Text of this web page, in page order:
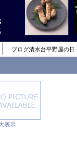
ブログ清水台平野屋の日
表示